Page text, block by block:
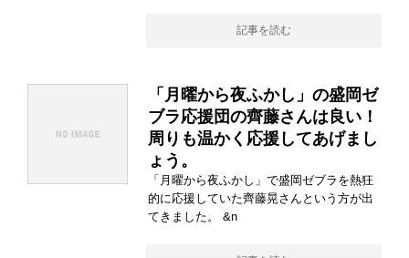
記事を読む
「月曜から夜ふかし」の盛岡ゼ
ブラ応援団の齊藤さんは良い！
周りも温かく応援してあげまし
ょう。
「月曜から夜ふかし」で盛岡ゼブラを熱狂
的に応援していた齊藤晃さんという方が出
てきました。 &n